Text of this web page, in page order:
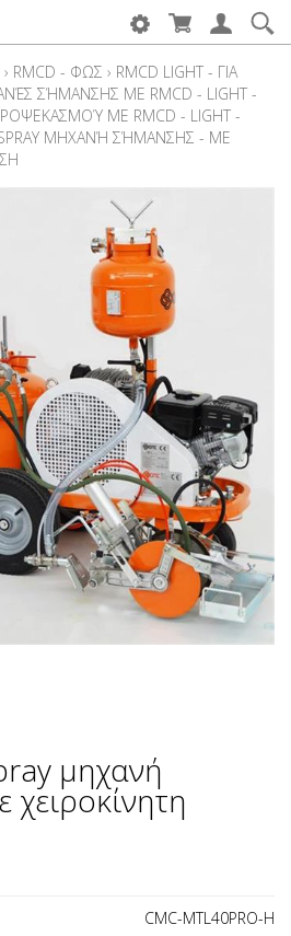
› RMCD - ΦΩΣ › RMCD LIGHT - ΓΙΑ
ΣΉΜΑΝΣΗΣ ΜΕ RMCD - LIGHT -
ΜΕ RMCD - LIGHT -
ΜΗΧΑΝΉ ΣΉΜΑΝΣΗΣ - ΜΕ
μηχανή
CMC-MTL40PRO-H